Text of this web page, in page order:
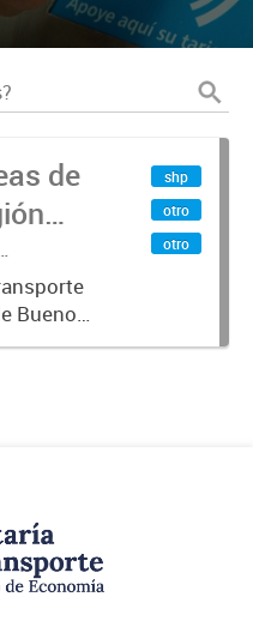
de
Buenos
shp
otro
otro